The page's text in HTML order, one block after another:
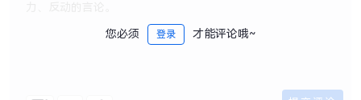
您必须 登录 才能评论哦~